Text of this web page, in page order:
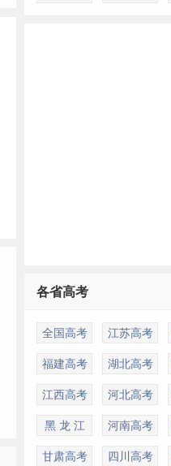
各省高考
全国高考 江苏高考
福建高考 湖北高考
江西高考 河北高考
黑 龙 江 河南高考
甘肃高考 四川高考